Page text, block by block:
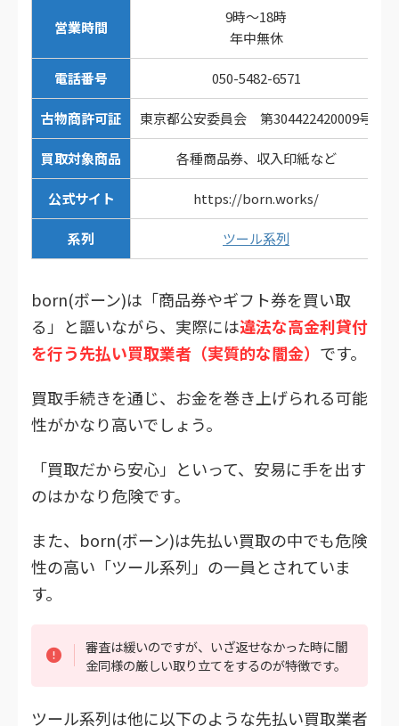
営業時間
9時～18時
年中無休
電話番号 050-5482-6571
古物商許可証 東京都公安委員会 第304422420009号
買取対象商品 各種商品券、収入印紙など
公式サイト https://born.works/
系列 ツール系列
born(ボーン)は「商品券やギフト券を買い取
る」と謳いながら、実際には違法な高金利貸付
を行う先払い買取業者（実質的な闇金） です。
買取手続きを通じ、お金を巻き上げられる可能
性がかなり高いでしょう。
「買取だから安心」といって、安易に手を出す
のはかなり危険です。
また、born(ボーン)は先払い買取の中でも危険
性の高い「ツール系列」の一員とされていま
す。
審査は緩いのですが、いざ返せなかった時に闇
金同様の厳しい取り立てをするのが特徴です。
ツール系列は他に以下のような先払い買取業者